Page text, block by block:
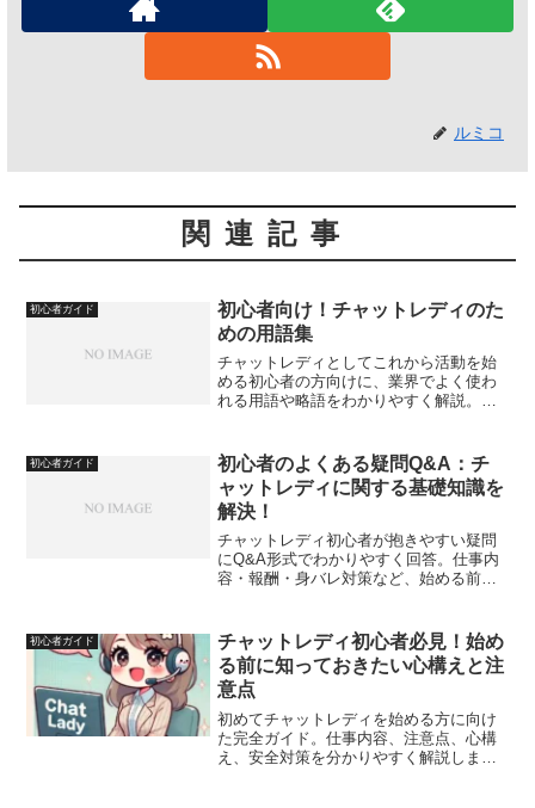
ルミコ
関連記事
初心者ガイド
初心者向け！チャットレディのた
めの用語集
チャットレディとしてこれから活動を始
める初心者の方向けに、業界でよく使わ
れる用語や略語をわかりやすく解説。意
初心者ガイド
初心者のよくある疑問Q&A：チ
ャットレディに関する基礎知識を
解決！
チャットレディ初心者が抱きやすい疑問
にQ&A形式でわかりやすく回答。仕事内
容・報酬・身バレ対策など、始める前に
初心者ガイド
チャットレディ初心者必見！始め
る前に知っておきたい心構えと注
意点
初めてチャットレディを始める方に向け
た完全ガイド。仕事内容、注意点、心構
え、安全対策を分かりやすく解説しま